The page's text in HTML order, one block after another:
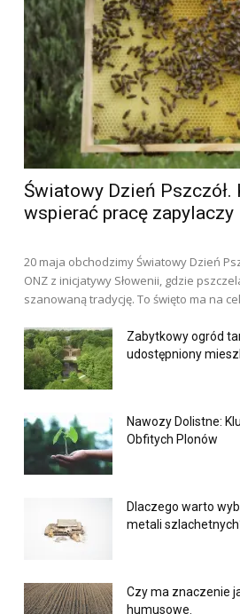
Światowy Dzień Pszczół.
wspierać pracę zapylaczy
20 maja obchodzimy Światowy Dzień
ONZ z inicjatywy Słowenii, gdzie
szanowaną tradycję. To święto ma na
Zabytkowy ogród
udostępniony
Nawozy Dolistne:
Obfitych Plonów
Dlaczego warto
metali
Czy ma znaczenie
humusowe.